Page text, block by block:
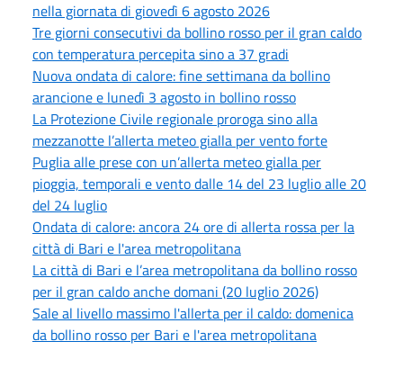
nella giornata di giovedì 6 agosto 2026
Tre giorni consecutivi da bollino rosso per il gran caldo
con temperatura percepita sino a 37 gradi
Nuova ondata di calore: fine settimana da bollino
arancione e lunedì 3 agosto in bollino rosso
La Protezione Civile regionale proroga sino alla
mezzanotte l’allerta meteo gialla per vento forte
Puglia alle prese con un’allerta meteo gialla per
pioggia, temporali e vento dalle 14 del 23 luglio alle 20
del 24 luglio
Ondata di calore: ancora 24 ore di allerta rossa per la
città di Bari e l'area metropolitana
La città di Bari e l’area metropolitana da bollino rosso
per il gran caldo anche domani (20 luglio 2026)
Sale al livello massimo l'allerta per il caldo: domenica
da bollino rosso per Bari e l'area metropolitana